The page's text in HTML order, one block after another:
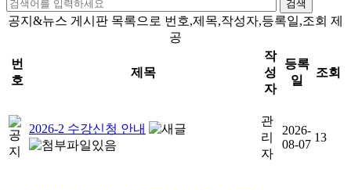
검색
공지&뉴스 게시판 목록으로 번호,제목,작성자,등록일,조회 제
공
번
호
제목
작
성
자
등록
일
조회
2026-2 수강신청 안내
관
리
자
2026-
08-07
13